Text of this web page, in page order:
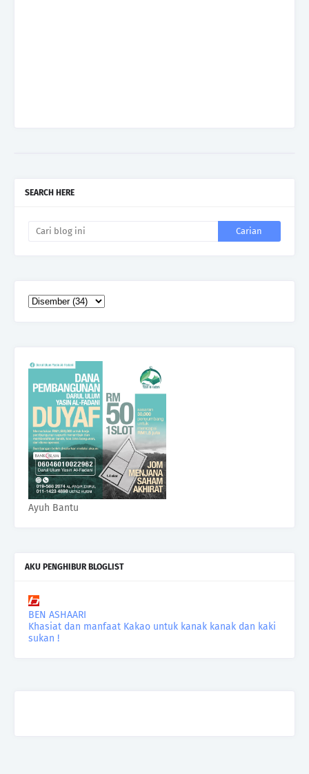
SEARCH HERE
Ayuh Bantu
AKU PENGHIBUR BLOGLIST
BEN ASHAARI
Khasiat dan manfaat Kakao untuk kanak kanak dan kaki
sukan !